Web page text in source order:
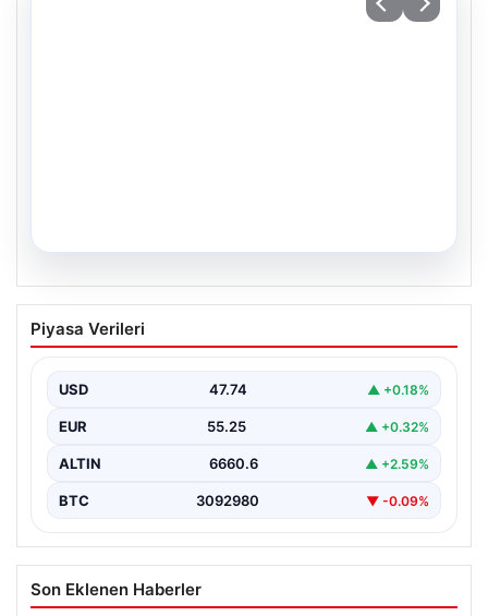
05.08.2026
İstanbul’un 8 İlçesinde 19 Saat Su
Kesintisi Planlanıyor: 5 Ağustos İSKİ
İstanbul Su ve Kanalizasyon İdaresi (İSKİ), önümüzdeki
kapsamında…
Piyasa Verileri
USD 47.74 ▲ +0.18%
EUR 55.25 ▲ +0.32%
ALTIN 6660.6 ▲ +2.59%
BTC 3092980 ▼ -0.09%
Son Eklenen Haberler